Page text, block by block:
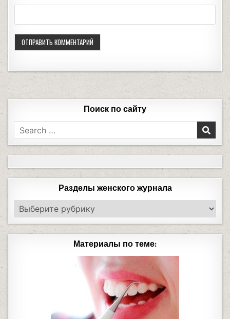
Поиск по сайту
Разделы женского журнала
Материалы по теме: